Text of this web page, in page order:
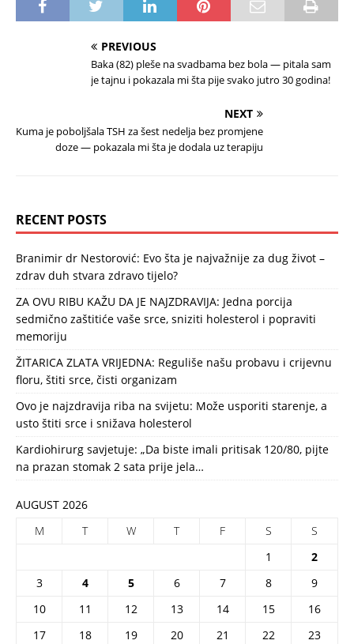
PREVIOUS
Baka (82) pleše na svadbama bez bola — pitala sam
je tajnu i pokazala mi šta pije svako jutro 30 godina!
NEXT
Kuma je poboljšala TSH za šest nedelja bez promjene
doze — pokazala mi šta je dodala uz terapiju
RECENT POSTS
Branimir dr Nestorović: Evo šta je najvažnije za dug život –
zdrav duh stvara zdravo tijelo?
ZA OVU RIBU KAŽU DA JE NAJZDRAVIJA: Jedna porcija
sedmično zaštitiće vaše srce, sniziti holesterol i popraviti
memoriju
ŽITARICA ZLATA VRIJEDNA: Reguliše našu probavu i crijevnu
floru, štiti srce, čisti organizam
Ovo je najzdravija riba na svijetu: Može usporiti starenje, a
usto štiti srce i snižava holesterol
Kardiohirurg savjetuje: „Da biste imali pritisak 120/80, pijte
na prazan stomak 2 sata prije jela…
AUGUST 2026
M
T W T F S
S
1
2
3
4 5 6 7 8
9
10
11 12 13 14 15
16
17
18 19 20 21 22 23